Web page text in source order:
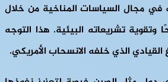
في مجال السياسات المناخية من خلال
تشريعاته البيئية. هذا التوجه
الذي خلفه الانسحاب الأمريكي.